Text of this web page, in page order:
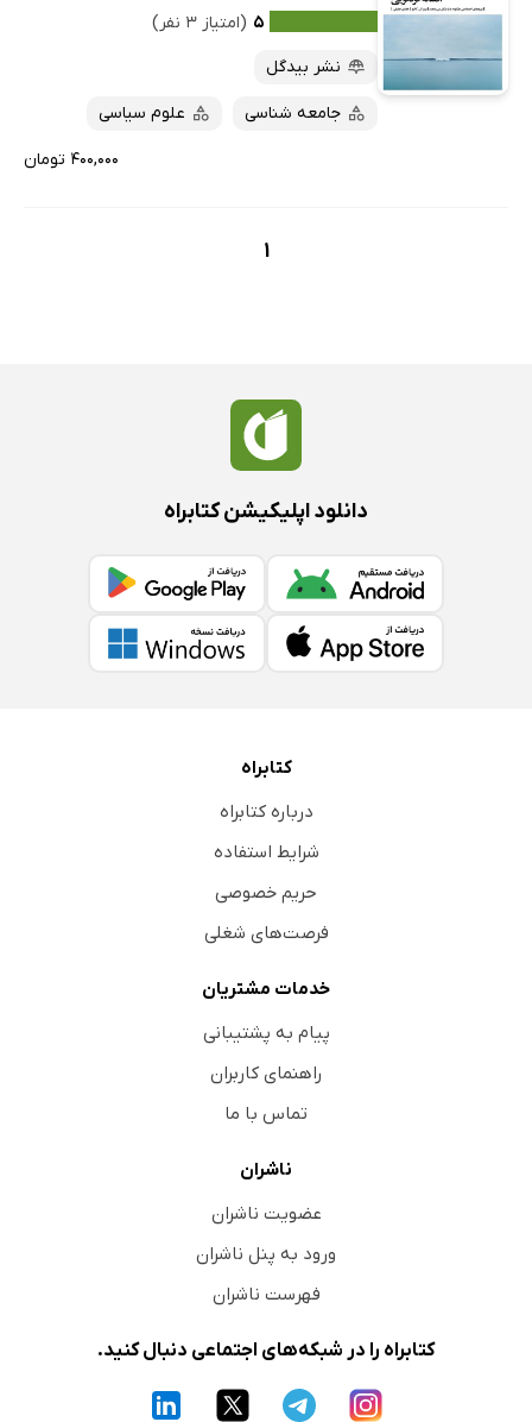
۵ (امتیاز ۳ نفر)
نشر بیدگل
جامعه شناسی علوم سیاسی
۴۰۰,۰۰۰ تومان
1
دانلود اپلیکیشن کتابراه
کتابراه
درباره کتابراه
شرایط استفاده
حریم خصوصی
فرصت‌های شغلی
خدمات مشتریان
پیام به پشتیبانی
راهنمای کاربران
تماس با ما
ناشران
عضویت ناشران
ورود به پنل ناشران
فهرست ناشران
کتابراه را در شبکه‌های اجتماعی دنبال کنید.